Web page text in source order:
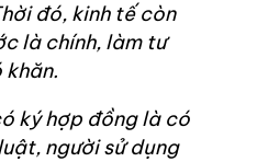
đó, kinh tế còn
là chính, làm tư
ký hợp đồng là có
người sử dụng